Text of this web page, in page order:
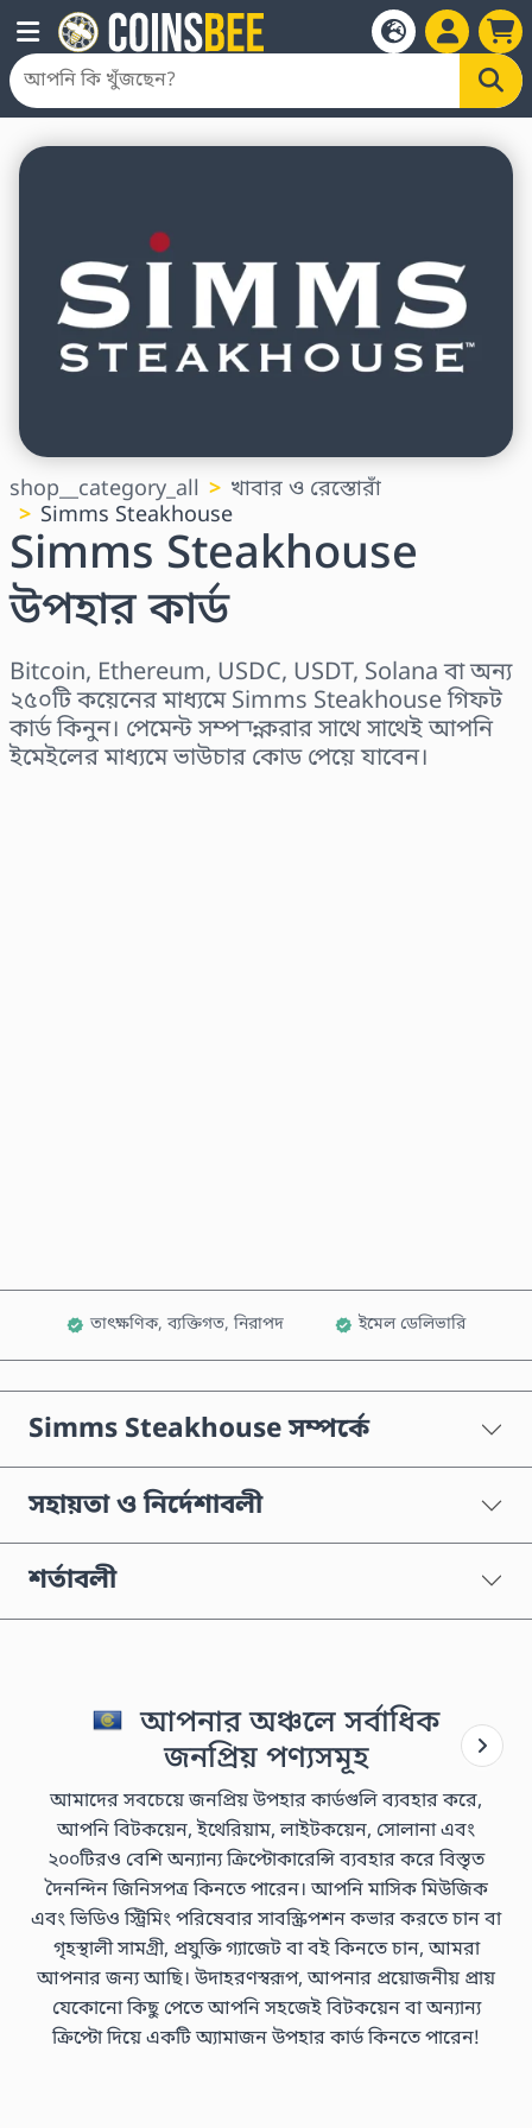
shop__category_all
খাবার ও রেস্তোরাঁ
Simms Steakhouse
Simms Steakhouse
উপহার কার্ড
Bitcoin, Ethereum, USDC, USDT, Solana বা অন্য
২৫০টি কয়েনের মাধ্যমে Simms Steakhouse গিফট
কার্ড কিনুন। পেমেন্ট সম্পন্ন করার সাথে সাথেই আপনি
ইমেইলের মাধ্যমে ভাউচার কোড পেয়ে যাবেন।
তাৎক্ষণিক, ব্যক্তিগত, নিরাপদ ইমেল ডেলিভারি
Simms Steakhouse সম্পর্কে
সহায়তা ও নির্দেশাবলী
শর্তাবলী
আপনার অঞ্চলে সর্বাধিক
জনপ্রিয় পণ্যসমূহ
আমাদের সবচেয়ে জনপ্রিয় উপহার কার্ডগুলি ব্যবহার করে,
আপনি বিটকয়েন, ইথেরিয়াম, লাইটকয়েন, সোলানা এবং
২০০টিরও বেশি অন্যান্য ক্রিপ্টোকারেন্সি ব্যবহার করে বিস্তৃত
দৈনন্দিন জিনিসপত্র কিনতে পারেন। আপনি মাসিক মিউজিক
এবং ভিডিও স্ট্রিমিং পরিষেবার সাবস্ক্রিপশন কভার করতে চান বা
গৃহস্থালী সামগ্রী, প্রযুক্তি গ্যাজেট বা বই কিনতে চান, আমরা
আপনার জন্য আছি। উদাহরণস্বরূপ, আপনার প্রয়োজনীয় প্রায়
যেকোনো কিছু পেতে আপনি সহজেই বিটকয়েন বা অন্যান্য
ক্রিপ্টো দিয়ে একটি অ্যামাজন উপহার কার্ড কিনতে পারেন!